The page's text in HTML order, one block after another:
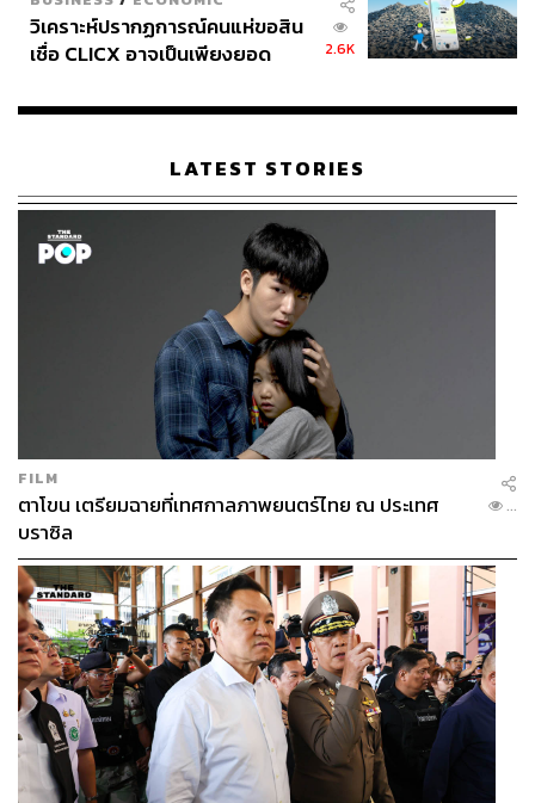
วิเคราะห์ปรากฏการณ์คนแห่ขอสิน
เชื่อ CLICX อาจเป็นเพียงยอด
เรือนไทยที่ถูกซุกไว้
2.6K
LATEST STORIES
FILM
ตาโขน เตรียมฉายที่เทศกาลภาพยนตร์ไทย ณ ประเทศ
บราซิล
...